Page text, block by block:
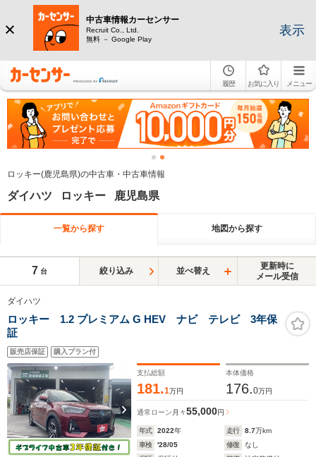
中古車情報カーセンサー
Recruit Co., Ltd.
無料 － Google Play
表示
履歴 お気に入り メニュー
ロッキー(鹿児島県)の中古車・中古車情報
ダイハツ ロッキー 鹿児島県
一覧から探す 地図から探す
7 台 絞り込み 並べ替え
更新時に
メール受信
ダイハツ
ロッキー 1.2 プレミアム G HEV ナビ テレビ 3年保
証
販売店保証 購入プラン付
支払総額
181.1万円
本体価格
176.0万円
通常ローン 月々55,000円
年式 2022年 走行 8.7万km
車検
'28/05 修復
なし